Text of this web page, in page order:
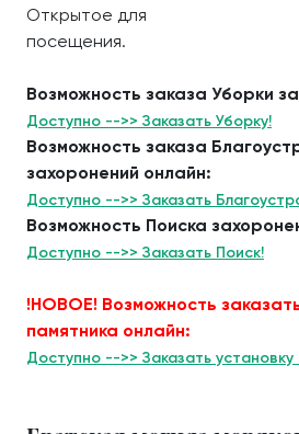
Открытое для
посещения.
Возможность заказа Уборки
Доступно -->> Заказать Уборку!
Возможность заказа
захоронений онлайн:
Доступно -->> Заказать
Возможность Поиска
Доступно -->> Заказать Поиск!
!НОВОЕ! Возможность
памятника онлайн:
Доступно -->> Заказать установку